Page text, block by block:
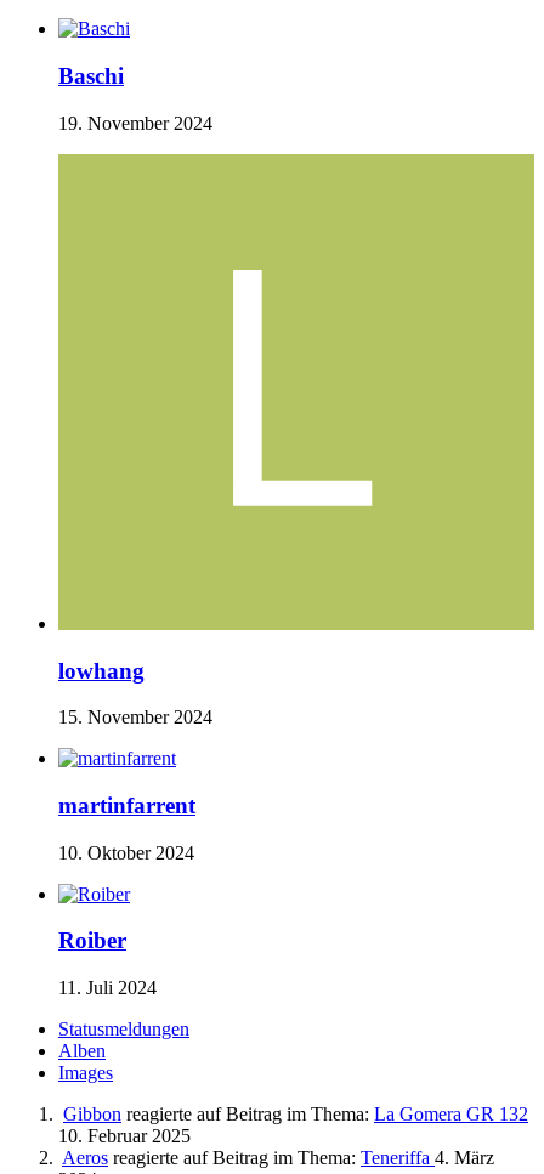
Baschi
19. November 2024
lowhang
15. November 2024
martinfarrent
10. Oktober 2024
Roiber
11. Juli 2024
Statusmeldungen
Alben
Images
Gibbon reagierte auf Beitrag im Thema: La Gomera GR 132
10. Februar 2025
Aeros reagierte auf Beitrag im Thema: Teneriffa 4. März